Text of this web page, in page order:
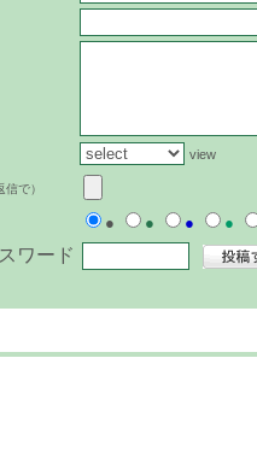
view
で）
● ● ● ●
ワード